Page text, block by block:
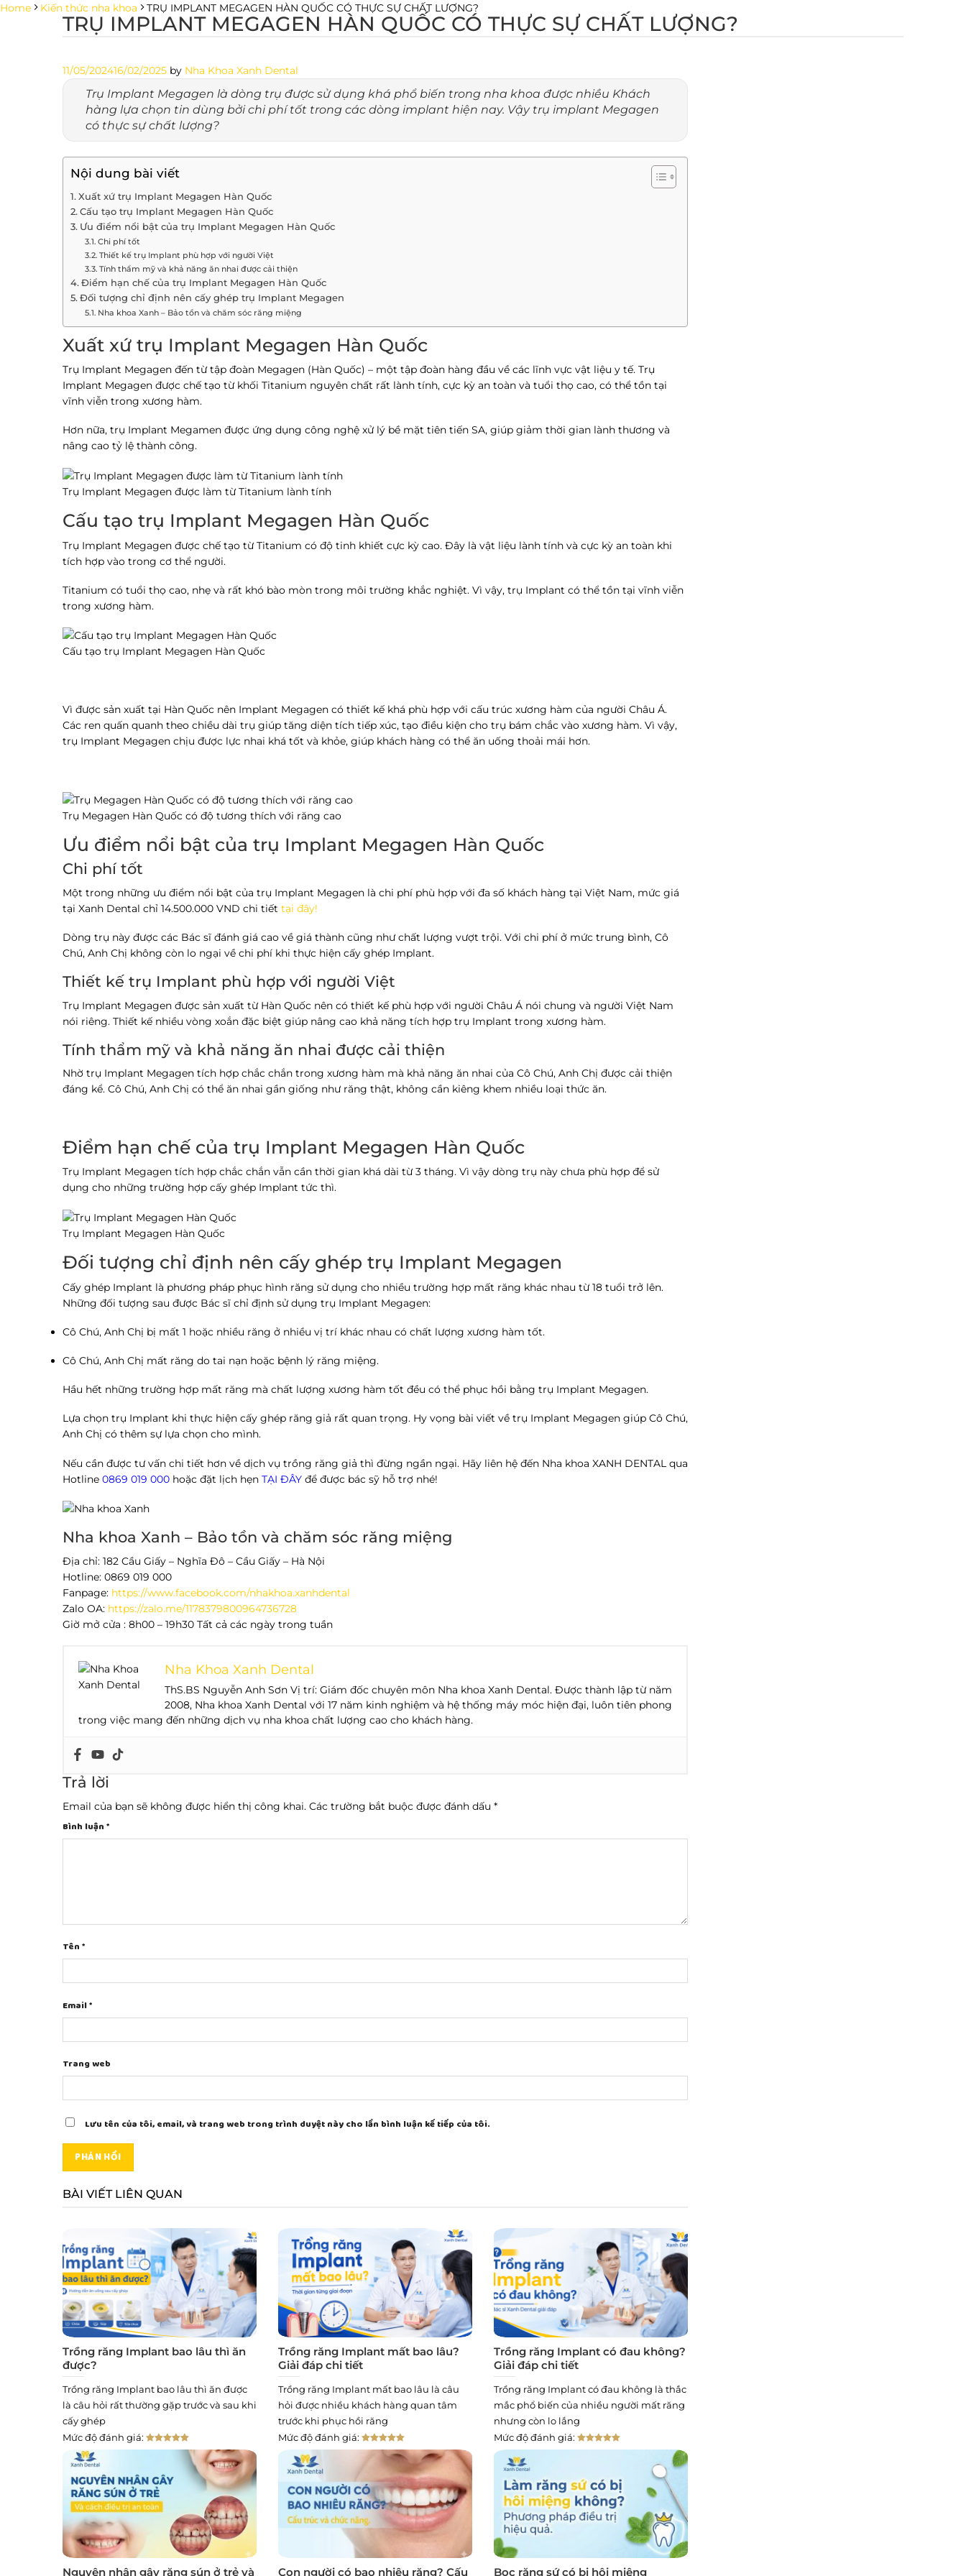
Skip
Home Kiến thức nha khoa TRỤ IMPLANT MEGAGEN HÀN QUỐC CÓ THỰC SỰ CHẤT LƯỢNG?
TRỤ IMPLANT MEGAGEN HÀN QUỐC CÓ THỰC SỰ CHẤT LƯỢNG?
11/05/202416/02/2025 by Nha Khoa Xanh Dental
Trụ Implant Megagen là dòng trụ được sử dụng khá phổ biến trong nha khoa được nhiều Khách
hàng lựa chọn tin dùng bởi chi phí tốt trong các dòng implant hiện nay. Vậy trụ implant Megagen
có thực sự chất lượng?
Nội dung bài viết
Xuất xứ trụ Implant Megagen Hàn Quốc
Cấu tạo trụ Implant Megagen Hàn Quốc
Ưu điểm nổi bật của trụ Implant Megagen Hàn Quốc
Chi phí tốt
Thiết kế trụ Implant phù hợp với người Việt
Tính thẩm mỹ và khả năng ăn nhai được cải thiện
Điểm hạn chế của trụ Implant Megagen Hàn Quốc
Đối tượng chỉ định nên cấy ghép trụ Implant Megagen
Nha khoa Xanh – Bảo tồn và chăm sóc răng miệng
Xuất xứ trụ Implant Megagen Hàn Quốc
Trụ Implant Megagen đến từ tập đoàn Megagen (Hàn Quốc) – một tập đoàn hàng đầu về các lĩnh vực vật liệu y tế. Trụ
Implant Megagen được chế tạo từ khối Titanium nguyên chất rất lành tính, cực kỳ an toàn và tuổi thọ cao, có thể tồn tại
vĩnh viễn trong xương hàm.
Hơn nữa, trụ Implant Megamen được ứng dụng công nghệ xử lý bề mặt tiên tiến SA, giúp giảm thời gian lành thương và
nâng cao tỷ lệ thành công.
Trụ Implant Megagen được làm từ Titanium lành tính
Cấu tạo trụ Implant Megagen Hàn Quốc
Trụ Implant Megagen được chế tạo từ Titanium có độ tinh khiết cực kỳ cao. Đây là vật liệu lành tính và cực kỳ an toàn khi
tích hợp vào trong cơ thể người.
Titanium có tuổi thọ cao, nhẹ và rất khó bào mòn trong môi trường khắc nghiệt. Vì vậy, trụ Implant có thể tồn tại vĩnh viễn
trong xương hàm.
Cấu tạo trụ Implant Megagen Hàn Quốc
Vì được sản xuất tại Hàn Quốc nên Implant Megagen có thiết kế khá phù hợp với cấu trúc xương hàm của người Châu Á.
Các ren quấn quanh theo chiều dài trụ giúp tăng diện tích tiếp xúc, tạo điều kiện cho trụ bám chắc vào xương hàm. Vì vậy,
trụ Implant Megagen chịu được lực nhai khá tốt và khỏe, giúp khách hàng có thể ăn uống thoải mái hơn.
Trụ Megagen Hàn Quốc có độ tương thích với răng cao
Ưu điểm nổi bật của trụ Implant Megagen Hàn Quốc
Chi phí tốt
Một trong những ưu điểm nổi bật của trụ Implant Megagen là chi phí phù hợp với đa số khách hàng tại Việt Nam, mức giá
tại Xanh Dental chỉ 14.500.000 VND chi tiết tại đây!
Dòng trụ này được các Bác sĩ đánh giá cao về giá thành cũng như chất lượng vượt trội. Với chi phí ở mức trung bình, Cô
Chú, Anh Chị không còn lo ngại về chi phí khi thực hiện cấy ghép Implant.
Thiết kế trụ Implant phù hợp với người Việt
Trụ Implant Megagen được sản xuất từ Hàn Quốc nên có thiết kế phù hợp với người Châu Á nói chung và người Việt Nam
nói riêng. Thiết kế nhiều vòng xoắn đặc biệt giúp nâng cao khả năng tích hợp trụ Implant trong xương hàm.
Tính thẩm mỹ và khả năng ăn nhai được cải thiện
Nhờ trụ Implant Megagen tích hợp chắc chắn trong xương hàm mà khả năng ăn nhai của Cô Chú, Anh Chị được cải thiện
đáng kể. Cô Chú, Anh Chị có thể ăn nhai gần giống như răng thật, không cần kiêng khem nhiều loại thức ăn.
Điểm hạn chế của trụ Implant Megagen Hàn Quốc
Trụ Implant Megagen tích hợp chắc chắn vẫn cần thời gian khá dài từ 3 tháng. Vì vậy dòng trụ này chưa phù hợp để sử
dụng cho những trường hợp cấy ghép Implant tức thì.
Trụ Implant Megagen Hàn Quốc
Đối tượng chỉ định nên cấy ghép trụ Implant Megagen
Cấy ghép Implant là phương pháp phục hình răng sử dụng cho nhiều trường hợp mất răng khác nhau từ 18 tuổi trở lên.
Những đối tượng sau được Bác sĩ chỉ định sử dụng trụ Implant Megagen:
Cô Chú, Anh Chị bị mất 1 hoặc nhiều răng ở nhiều vị trí khác nhau có chất lượng xương hàm tốt.
Cô Chú, Anh Chị mất răng do tai nạn hoặc bệnh lý răng miệng.
Hầu hết những trường hợp mất răng mà chất lượng xương hàm tốt đều có thể phục hồi bằng trụ Implant Megagen.
Lựa chọn trụ Implant khi thực hiện cấy ghép răng giả rất quan trọng. Hy vọng bài viết về trụ Implant Megagen giúp Cô Chú,
Anh Chị có thêm sự lựa chọn cho mình.
Nếu cần được tư vấn chi tiết hơn về dịch vụ trồng răng giả thì đừng ngần ngại. Hãy liên hệ đến Nha khoa XANH DENTAL qua
Hotline 0869 019 000 hoặc đặt lịch hẹn TẠI ĐÂY để được bác sỹ hỗ trợ nhé!
Nha khoa Xanh – Bảo tồn và chăm sóc răng miệng
Địa chỉ: 182 Cầu Giấy – Nghĩa Đô – Cầu Giấy – Hà Nội
Hotline: 0869 019 000
Fanpage: https://www.facebook.com/nhakhoa.xanhdental
Zalo OA: https://zalo.me/1178379800964736728
Giờ mở cửa : 8h00 – 19h30 Tất cả các ngày trong tuần
Nha Khoa Xanh Dental
ThS.BS Nguyễn Anh Sơn Vị trí: Giám đốc chuyên môn Nha khoa Xanh Dental. Được thành lập từ năm
2008, Nha khoa Xanh Dental với 17 năm kinh nghiệm và hệ thống máy móc hiện đại, luôn tiên phong
trong việc mang đến những dịch vụ nha khoa chất lượng cao cho khách hàng.
Trả lời
Email của bạn sẽ không được hiển thị công khai. Các trường bắt buộc được đánh dấu *
Bình luận *
Tên *
Email*
Trang web
Lưu tên của tôi, email, và trang web trong trình duyệt này cho lần bình luận kế tiếp của tôi.
BÀI VIẾT LIÊN QUAN
Trồng răng Implant bao lâu thì ăn
được?
Trồng răng Implant bao lâu thì ăn được
là câu hỏi rất thường gặp trước và sau khi
cấy ghép
Mức độ đánh giá:
Trồng răng Implant mất bao lâu?
Giải đáp chi tiết
Trồng răng Implant mất bao lâu là câu
hỏi được nhiều khách hàng quan tâm
trước khi phục hồi răng
Mức độ đánh giá:
Trồng răng Implant có đau không?
Giải đáp chi tiết
Trồng răng Implant có đau không là thắc
mắc phổ biến của nhiều người mất răng
nhưng còn lo lắng
Mức độ đánh giá:
Nguyên nhân gây răng sún ở trẻ và Con người có bao nhiêu răng? Cấu Bọc răng sứ có bị hôi miệng